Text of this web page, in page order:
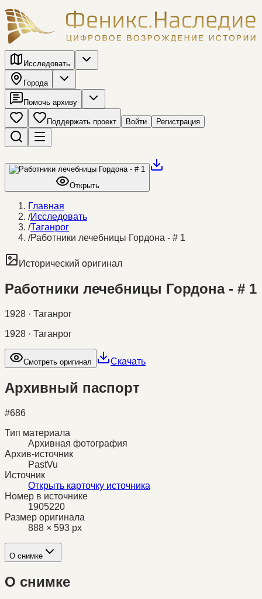
Исследовать
Города
Помочь архиву
Поддержать проект Войти Регистрация
Открыть
Главная
/Исследовать
/Таганрог
/Работники лечебницы Гордона - # 1
Исторический оригинал
Работники лечебницы Гордона - # 1
1928 · Таганрог
1928 · Таганрог
Смотреть оригинал Скачать
Архивный паспорт
#686
Тип материала
Архивная фотография
Архив-источник
PastVu
Источник
Открыть карточку источника
Номер в источнике
1905220
Размер оригинала
888 × 593 px
О снимке
О снимке